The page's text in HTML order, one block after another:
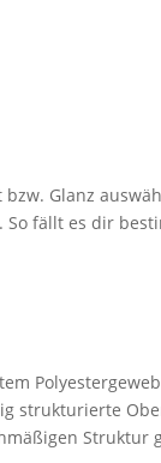
Glanz
fällt es dir
strukturierte
Struktur